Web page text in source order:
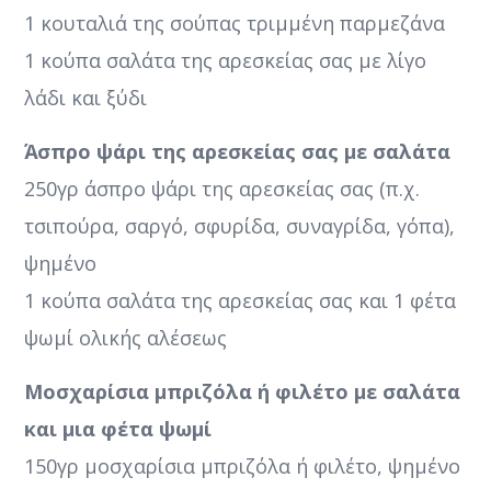
1 κουταλιά της σούπας τριμμένη παρμεζάνα
1 κούπα σαλάτα της αρεσκείας σας με λίγο
λάδι και ξύδι
Άσπρο ψάρι της αρεσκείας σας με σαλάτα
250γρ άσπρο ψάρι της αρεσκείας σας (π.χ.
τσιπούρα, σαργό, σφυρίδα, συναγρίδα, γόπα),
ψημένο
1 κούπα σαλάτα της αρεσκείας σας και 1 φέτα
ψωμί ολικής αλέσεως
Μοσχαρίσια μπριζόλα ή φιλέτο με σαλάτα
και μια φέτα ψωμί
150γρ μοσχαρίσια μπριζόλα ή φιλέτο, ψημένο